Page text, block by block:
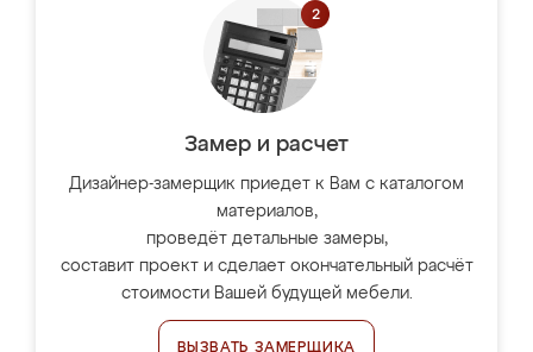
Замер и расчет
Дизайнер-замерщик приедет к Вам с каталогом
материалов,
проведёт детальные замеры,
составит проект и сделает окончательный расчёт
стоимости Вашей будущей мебели.
ВЫЗВАТЬ ЗАМЕРЩИКА